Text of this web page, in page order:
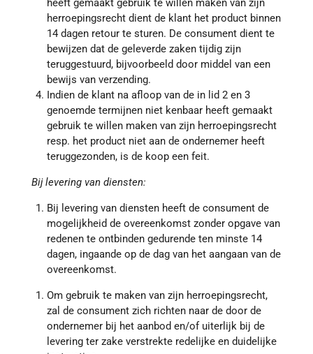
heeft gemaakt gebruik te willen maken van zijn
herroepingsrecht dient de klant het product binnen
14 dagen retour te sturen. De consument dient te
bewijzen dat de geleverde zaken tijdig zijn
teruggestuurd, bijvoorbeeld door middel van een
bewijs van verzending.
Indien de klant na afloop van de in lid 2 en 3
genoemde termijnen niet kenbaar heeft gemaakt
gebruik te willen maken van zijn herroepingsrecht
resp. het product niet aan de ondernemer heeft
teruggezonden, is de koop een feit.
Bij levering van diensten:
Bij levering van diensten heeft de consument de
mogelijkheid de overeenkomst zonder opgave van
redenen te ontbinden gedurende ten minste 14
dagen, ingaande op de dag van het aangaan van de
overeenkomst.
Om gebruik te maken van zijn herroepingsrecht,
zal de consument zich richten naar de door de
ondernemer bij het aanbod en/of uiterlijk bij de
levering ter zake verstrekte redelijke en duidelijke